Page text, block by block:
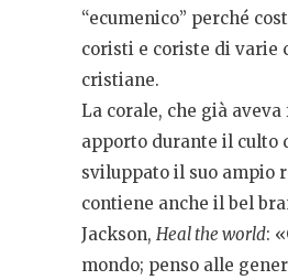
“ecumenico” perché
coristi e coriste di varie
cristiane.
La corale, che già
apporto durante il culto
sviluppato il suo ampio
contiene anche il bel
Jackson, Heal the world:
mondo; penso alle